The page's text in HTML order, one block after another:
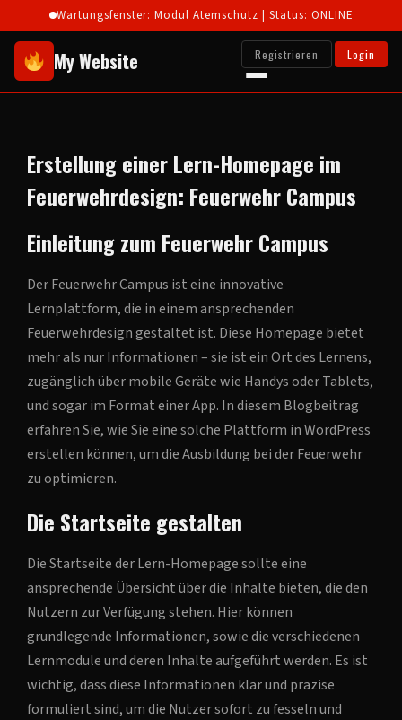
Wartungsfenster: Modul Atemschutz | Status: ONLINE
My Website Registrieren Login
Erstellung einer Lern-Homepage im
Feuerwehrdesign: Feuerwehr Campus
Einleitung zum Feuerwehr Campus
Der Feuerwehr Campus ist eine innovative
Lernplattform, die in einem ansprechenden
Feuerwehrdesign gestaltet ist. Diese Homepage bietet
mehr als nur Informationen – sie ist ein Ort des Lernens,
zugänglich über mobile Geräte wie Handys oder Tablets,
und sogar im Format einer App. In diesem Blogbeitrag
erfahren Sie, wie Sie eine solche Plattform in WordPress
erstellen können, um die Ausbildung bei der Feuerwehr
zu optimieren.
Die Startseite gestalten
Die Startseite der Lern-Homepage sollte eine
ansprechende Übersicht über die Inhalte bieten, die den
Nutzern zur Verfügung stehen. Hier können
grundlegende Informationen, sowie die verschiedenen
Lernmodule und deren Inhalte aufgeführt werden. Es ist
wichtig, dass diese Informationen klar und präzise
formuliert sind, um die Nutzer sofort zu fesseln und